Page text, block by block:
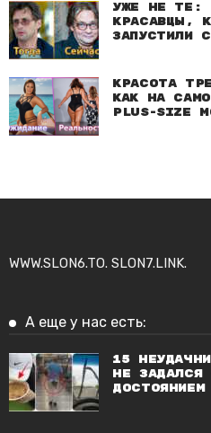
Уже не те:
красавцы,
запустили
Красота
как на
plus-size
WWW.SLON6.TO. SLON7.LINK.
А еще у нас есть:
15
не